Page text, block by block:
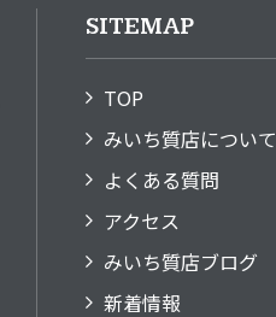
SITEMAP
TOP
みいち質店について
よくある質問
アクセス
みいち質店ブログ
新着情報